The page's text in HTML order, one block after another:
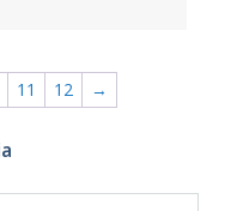
11 12 →